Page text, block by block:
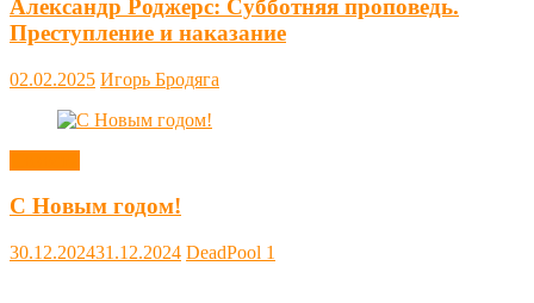
Александр Роджерс: Субботняя проповедь.
Преступление и наказание
02.02.2025 Игорь Бродяга
С Новым годом!
30.12.202431.12.2024 DeadPool 1